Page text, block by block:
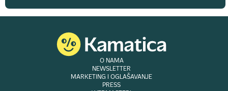
O NAMA
NEWSLETTER
MARKETING I OGLAŠAVANJE
PRESS